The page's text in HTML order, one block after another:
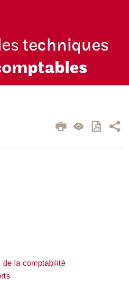
techniques
ptables
de la comptabilité